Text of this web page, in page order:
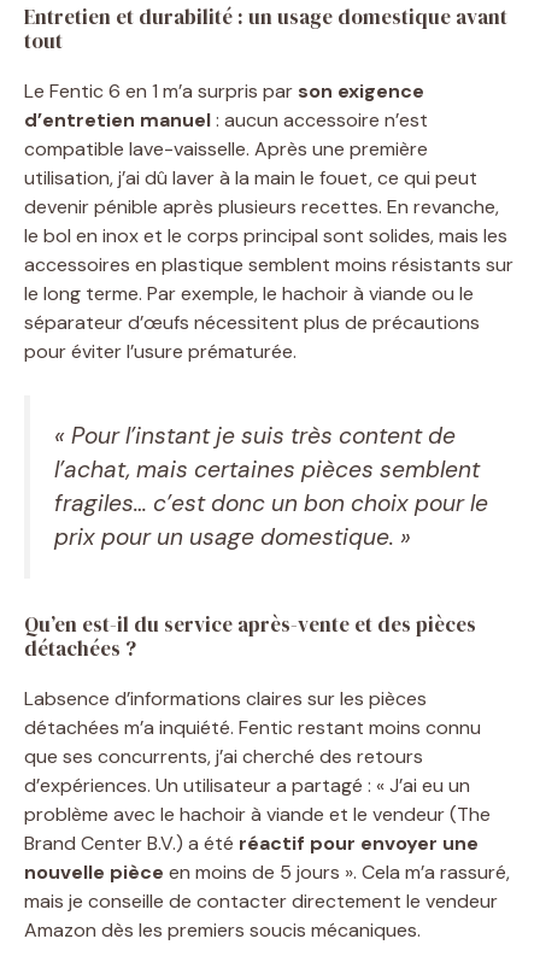
Entretien et durabilité : un usage domestique avant
tout
Le Fentic 6 en 1 m’a surpris par son exigence
d’entretien manuel: aucun accessoire n’est
compatible lave-vaisselle. Après une première
utilisation, j’ai dû laver à la main le fouet, ce qui peut
devenir pénible après plusieurs recettes. En revanche,
le bol en inox et le corps principal sont solides, mais les
accessoires en plastique semblent moins résistants sur
le long terme. Par exemple, le hachoir à viande ou le
séparateur d’œufs nécessitent plus de précautions
pour éviter l’usure prématurée.
« Pour l’instant je suis très content de
l’achat, mais certaines pièces semblent
fragiles… c’est donc un bon choix pour le
prix pour un usage domestique. »
Qu’en est-il du service après-vente et des pièces
détachées ?
Labsence d’informations claires sur les pièces
détachées m’a inquiété. Fentic restant moins connu
que ses concurrents, j’ai cherché des retours
d’expériences. Un utilisateur a partagé : « J’ai eu un
problème avec le hachoir à viande et le vendeur (The
Brand Center B.V.) a été réactif pour envoyer une
nouvelle pièce en moins de 5 jours ». Cela m’a rassuré,
mais je conseille de contacter directement le vendeur
Amazon dès les premiers soucis mécaniques.